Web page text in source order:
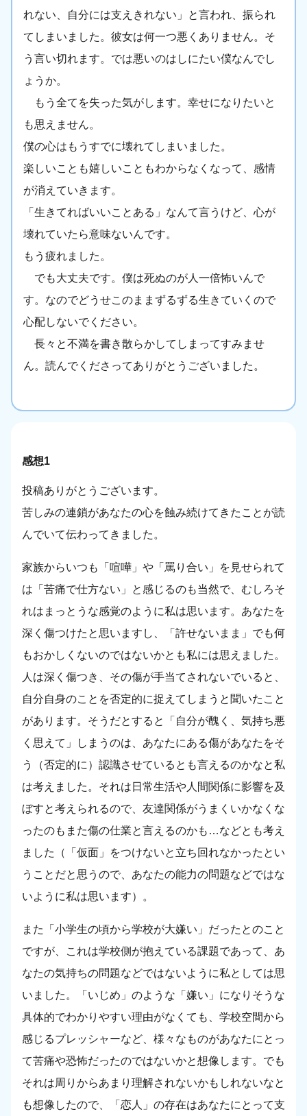
れない、自分には支えきれない」と言われ、振られ
てしまいました。彼女は何一つ悪くありません。そ
う言い切れます。では悪いのはしにたい僕なんでし
ょうか。
もう全てを失った気がします。幸せになりたいと
も思えません。
僕の心はもうすでに壊れてしまいました。
楽しいことも嬉しいこともわからなくなって、感情
が消えていきます。
「生きてればいいことある」なんて言うけど、心が
壊れていたら意味ないんです。
もう疲れました。
でも大丈夫です。僕は死ぬのが人一倍怖いんで
す。なのでどうせこのままずるずる生きていくので
心配しないでください。
長々と不満を書き散らかしてしまってすみませ
ん。読んでくださってありがとうございました。
感想1
投稿ありがとうございます。
苦しみの連鎖があなたの心を蝕み続けてきたことが読
んでいて伝わってきました。
家族からいつも「喧嘩」や「罵り合い」を見せられて
は「苦痛で仕方ない」と感じるのも当然で、むしろそ
れはまっとうな感覚のように私は思います。あなたを
深く傷つけたと思いますし、「許せないまま」でも何
もおかしくないのではないかとも私には思えました。
人は深く傷つき、その傷が手当てされないでいると、
自分自身のことを否定的に捉えてしまうと聞いたこと
があります。そうだとすると「自分が醜く、気持ち悪
く思えて」しまうのは、あなたにある傷があなたをそ
う（否定的に）認識させているとも言えるのかなと私
は考えました。それは日常生活や人間関係に影響を及
ぼすと考えられるので、友達関係がうまくいかなくな
ったのもまた傷の仕業と言えるのかも…などとも考え
ました（「仮面」をつけないと立ち回れなかったとい
うことだと思うので、あなたの能力の問題などではな
いように私は思います）。
また「小学生の頃から学校が大嫌い」だったとのこと
ですが、これは学校側が抱えている課題であって、あ
なたの気持ちの問題などではないように私としては思
いました。「いじめ」のような「嫌い」になりそうな
具体的でわかりやすい理由がなくても、学校空間から
感じるプレッシャーなど、様々なものがあなたにとっ
て苦痛や恐怖だったのではないかと想像します。でも
それは周りからあまり理解されないかもしれないなと
も想像したので、「恋人」の存在はあなたにとって支